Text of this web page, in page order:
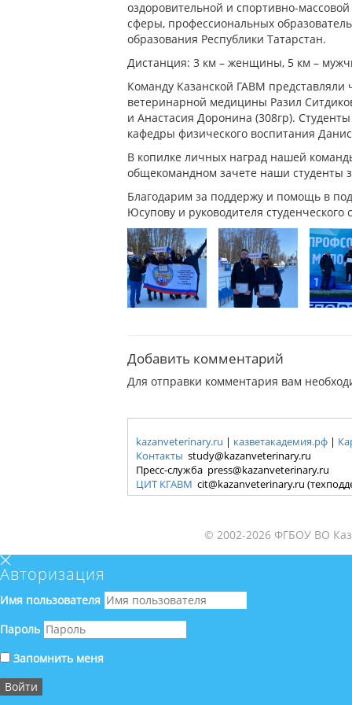
оздоровительной и спортивно-
сферы, профессиональных
образования Республики Татарстан.
Дистанция: 3 км – женщины, 5 км –
Команду Казанской ГАВМ
ветеринарной медицины Разил
и Анастасия Доронина (308гр).
кафедры физического воспитания
В копилке личных наград нашей
общекомандном зачете наши студенты
Благодарим за поддержу и помощь в
Юсупову и руководителя
Добавить комментарий
Для отправки комментария вам
kazanveterinary.ru | казветакадемия.рф |
Контакты study@kazanveterinary.ru
Пресс-служба press@kazanveterinary.ru
ЦИТ КГАВМ cit@kazanveterinary.ru
© 2002-2026 ФГБОУ ВО
Авторизация
Имя пользователя
Пароль
Запомнить меня